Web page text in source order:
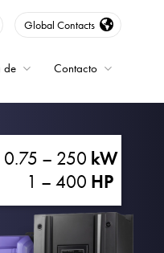
Global Contacts
de Contacto
0.75 – 250 kW
1 – 400 HP